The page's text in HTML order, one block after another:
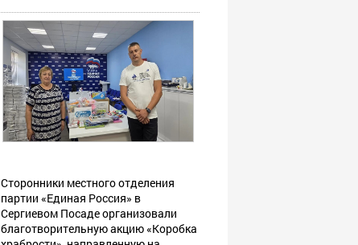
Сторонники местного отделения
партии «Единая Россия» в
Сергиевом Посаде организовали
благотворительную акцию «Коробка